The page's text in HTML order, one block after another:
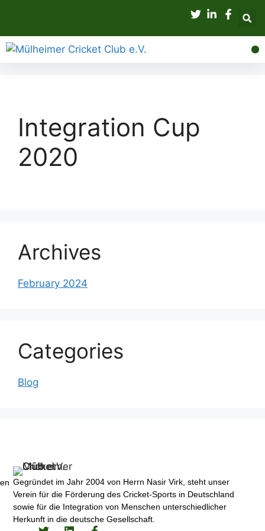
Integration Cup
2020
Archives
February 2024
Categories
Blog
Gegründet im Jahr 2004 von Herrn Nasir Virk, steht unser
Verein für die Förderung des Cricket-Sports in Deutschland
sowie für die Integration von Menschen unterschiedlicher
Herkunft in die deutsche Gesellschaft.